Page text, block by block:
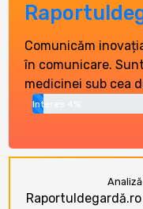
Comunicăm
în comunicare.
medicinei sub cea
Interes 4%